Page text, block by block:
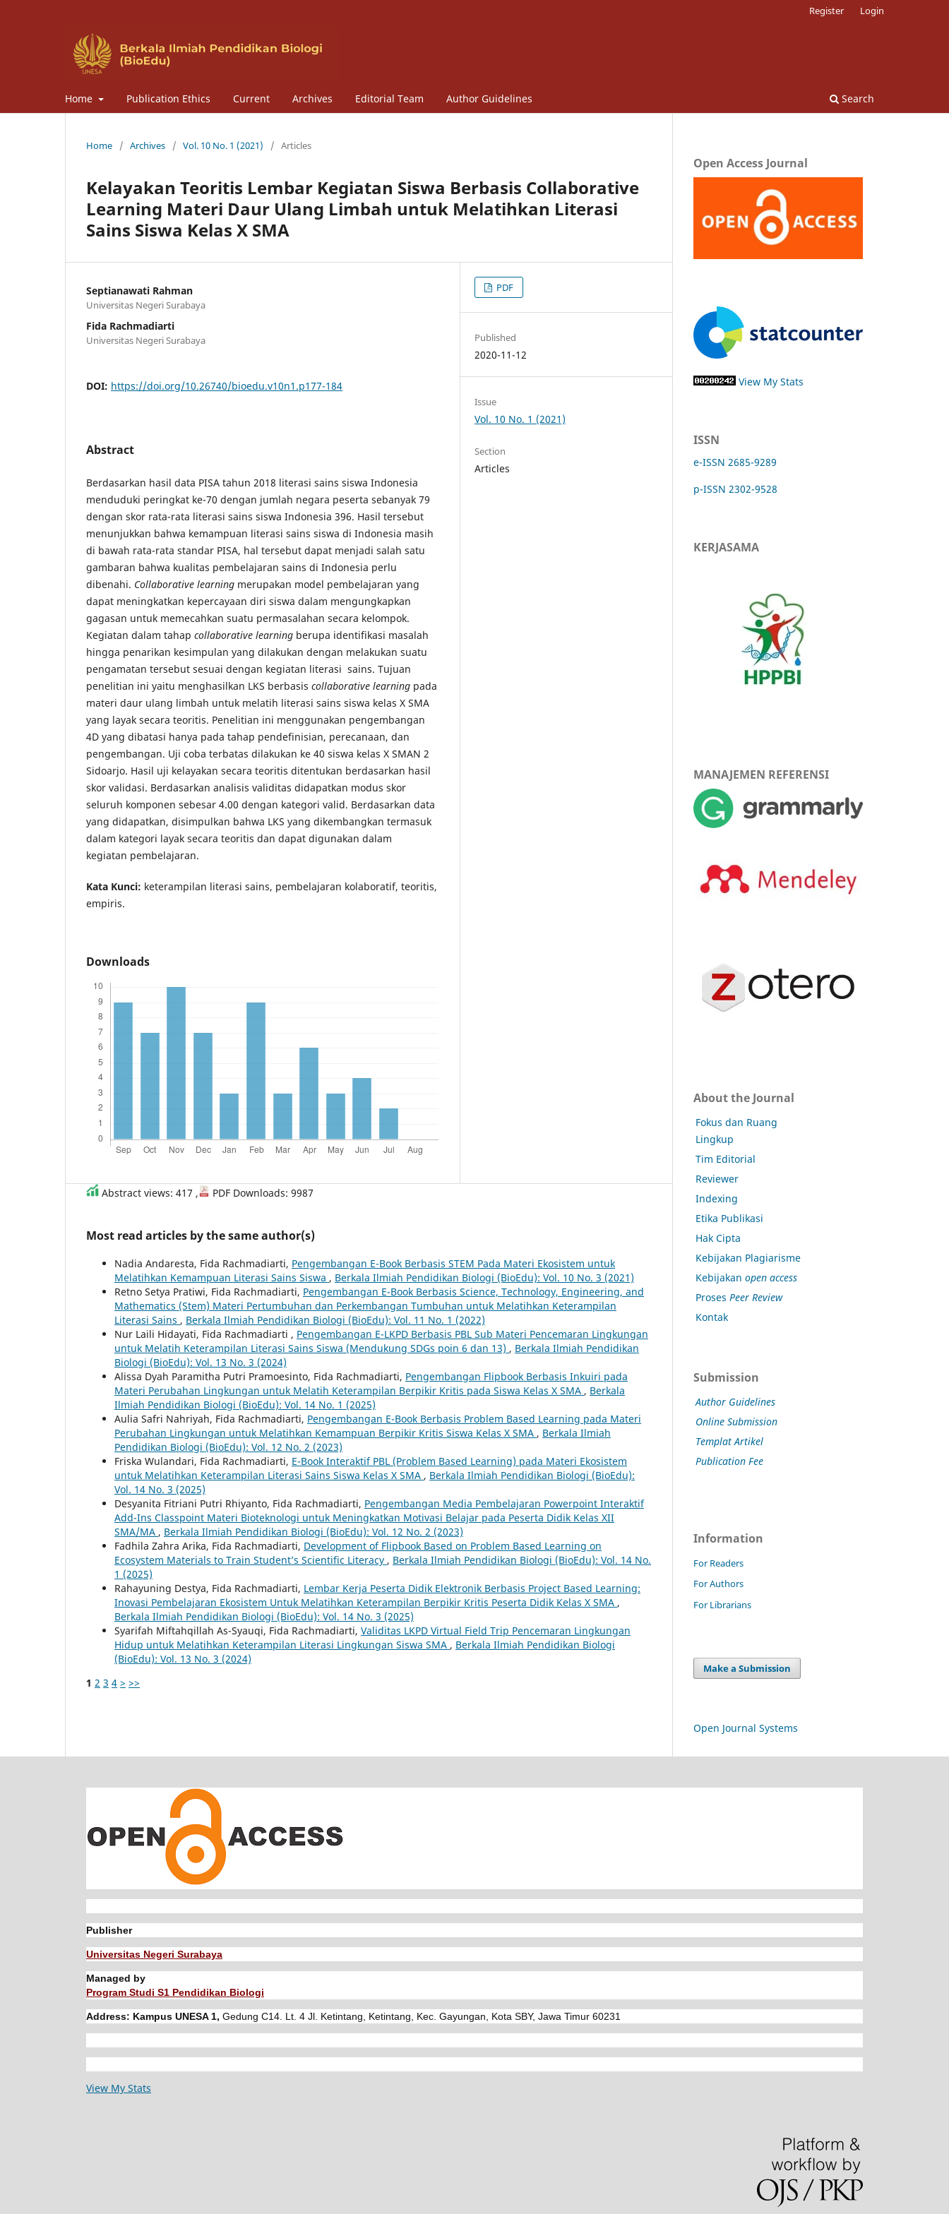
Home Publication Ethics Current Archives Editorial Team Author Guidelines Search
Register Login
Home / Archives / Vol. 10 No. 1 (2021) / Articles
Kelayakan Teoritis Lembar Kegiatan Siswa Berbasis Collaborative
Learning Materi Daur Ulang Limbah untuk Melatihkan Literasi
Sains Siswa Kelas X SMA
Septianawati Rahman
Universitas Negeri Surabaya
Fida Rachmadiarti
Universitas Negeri Surabaya
DOI: https://doi.org/10.26740/bioedu.v10n1.p177-184
Abstract
Berdasarkan hasil data PISA tahun 2018 literasi sains siswa Indonesia
menduduki peringkat ke-70 dengan jumlah negara peserta sebanyak 79
dengan skor rata-rata literasi sains siswa Indonesia 396. Hasil tersebut
menunjukkan bahwa kemampuan literasi sains siswa di Indonesia masih
di bawah rata-rata standar PISA, hal tersebut dapat menjadi salah satu
gambaran bahwa kualitas pembelajaran sains di Indonesia perlu
dibenahi. Collaborative learning merupakan model pembelajaran yang
dapat meningkatkan kepercayaan diri siswa dalam mengungkapkan
gagasan untuk memecahkan suatu permasalahan secara kelompok.
Kegiatan dalam tahap collaborative learning berupa identifikasi masalah
hingga penarikan kesimpulan yang dilakukan dengan melakukan suatu
pengamatan tersebut sesuai dengan kegiatan literasi sains. Tujuan
penelitian ini yaitu menghasilkan LKS berbasis collaborative learning pada
materi daur ulang limbah untuk melatih literasi sains siswa kelas X SMA
yang layak secara teoritis. Penelitian ini menggunakan pengembangan
4D yang dibatasi hanya pada tahap pendefinisian, perecanaan, dan
pengembangan. Uji coba terbatas dilakukan ke 40 siswa kelas X SMAN 2
Sidoarjo. Hasil uji kelayakan secara teoritis ditentukan berdasarkan hasil
skor validasi. Berdasarkan analisis validitas didapatkan modus skor
seluruh komponen sebesar 4.00 dengan kategori valid. Berdasarkan data
yang didapatkan, disimpulkan bahwa LKS yang dikembangkan termasuk
dalam kategori layak secara teoritis dan dapat digunakan dalam
kegiatan pembelajaran.
Kata Kunci: keterampilan literasi sains, pembelajaran kolaboratif, teoritis,
empiris.
Downloads
PDF
Published
2020-11-12
Issue
Vol. 10 No. 1 (2021)
Section
Articles
Abstract views: 417 , PDF Downloads: 9987
Most read articles by the same author(s)
Nadia Andaresta, Fida Rachmadiarti, Pengembangan E-Book Berbasis STEM Pada Materi Ekosistem untuk
Melatihkan Kemampuan Literasi Sains Siswa , Berkala Ilmiah Pendidikan Biologi (BioEdu): Vol. 10 No. 3 (2021)
Retno Setya Pratiwi, Fida Rachmadiarti, Pengembangan E-Book Berbasis Science, Technology, Engineering, and
Mathematics (Stem) Materi Pertumbuhan dan Perkembangan Tumbuhan untuk Melatihkan Keterampilan
Literasi Sains , Berkala Ilmiah Pendidikan Biologi (BioEdu): Vol. 11 No. 1 (2022)
Nur Laili Hidayati, Fida Rachmadiarti , Pengembangan E-LKPD Berbasis PBL Sub Materi Pencemaran Lingkungan
untuk Melatih Keterampilan Literasi Sains Siswa (Mendukung SDGs poin 6 dan 13) , Berkala Ilmiah Pendidikan
Biologi (BioEdu): Vol. 13 No. 3 (2024)
Alissa Dyah Paramitha Putri Pramoesinto, Fida Rachmadiarti, Pengembangan Flipbook Berbasis Inkuiri pada
Materi Perubahan Lingkungan untuk Melatih Keterampilan Berpikir Kritis pada Siswa Kelas X SMA , Berkala
Ilmiah Pendidikan Biologi (BioEdu): Vol. 14 No. 1 (2025)
Aulia Safri Nahriyah, Fida Rachmadiarti, Pengembangan E-Book Berbasis Problem Based Learning pada Materi
Perubahan Lingkungan untuk Melatihkan Kemampuan Berpikir Kritis Siswa Kelas X SMA , Berkala Ilmiah
Pendidikan Biologi (BioEdu): Vol. 12 No. 2 (2023)
Friska Wulandari, Fida Rachmadiarti, E-Book Interaktif PBL (Problem Based Learning) pada Materi Ekosistem
untuk Melatihkan Keterampilan Literasi Sains Siswa Kelas X SMA , Berkala Ilmiah Pendidikan Biologi (BioEdu):
Vol. 14 No. 3 (2025)
Desyanita Fitriani Putri Rhiyanto, Fida Rachmadiarti, Pengembangan Media Pembelajaran Powerpoint Interaktif
Add-Ins Classpoint Materi Bioteknologi untuk Meningkatkan Motivasi Belajar pada Peserta Didik Kelas XII
SMA/MA , Berkala Ilmiah Pendidikan Biologi (BioEdu): Vol. 12 No. 2 (2023)
Fadhila Zahra Arika, Fida Rachmadiarti, Development of Flipbook Based on Problem Based Learning on
Ecosystem Materials to Train Student’s Scientific Literacy , Berkala Ilmiah Pendidikan Biologi (BioEdu): Vol. 14 No.
1 (2025)
Rahayuning Destya, Fida Rachmadiarti, Lembar Kerja Peserta Didik Elektronik Berbasis Project Based Learning:
Inovasi Pembelajaran Ekosistem Untuk Melatihkan Keterampilan Berpikir Kritis Peserta Didik Kelas X SMA ,
Berkala Ilmiah Pendidikan Biologi (BioEdu): Vol. 14 No. 3 (2025)
Syarifah Miftahqillah As-Syauqi, Fida Rachmadiarti, Validitas LKPD Virtual Field Trip Pencemaran Lingkungan
Hidup untuk Melatihkan Keterampilan Literasi Lingkungan Siswa SMA , Berkala Ilmiah Pendidikan Biologi
(BioEdu): Vol. 13 No. 3 (2024)
1 2 3 4 > >>
Open Access Journal
View My Stats
ISSN
e-ISSN 2685-9289
p-ISSN 2302-9528
KERJASAMA
MANAJEMEN REFERENSI
About the Journal
Fokus dan Ruang
Lingkup
Tim Editorial
Reviewer
Indexing
Etika Publikasi
Hak Cipta
Kebijakan Plagiarisme
Kebijakan open access
Proses Peer Review
Kontak
Submission
Author Guidelines
Online Submission
Templat Artikel
Publication Fee
Information
For Readers
For Authors
For Librarians
Make a Submission
Open Journal Systems
Publisher
Universitas Negeri Surabaya
Managed by
Program Studi S1 Pendidikan Biologi
Address: Kampus UNESA 1, Gedung C14. Lt. 4 Jl. Ketintang, Ketintang, Kec. Gayungan, Kota SBY, Jawa Timur 60231
View My Stats